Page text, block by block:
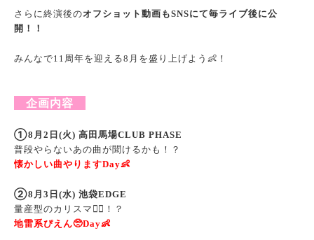
さらに終演後のオフショット動画もSNSにて毎ライブ後に公
開！！
みんなで11 周年を迎える8 月を盛り上げよう 👶 ！
企画内容
①8 月 2 日(火) 高田馬場CLUB PHASE
普段やらないあの曲が聞けるかも！？
懐かしい曲やりますDay👶
②8 月 3 日(水) 池袋EDGE
量産型のカリスマ🦹‍♀️ ！？
地雷系ぴえん🥺Day👶